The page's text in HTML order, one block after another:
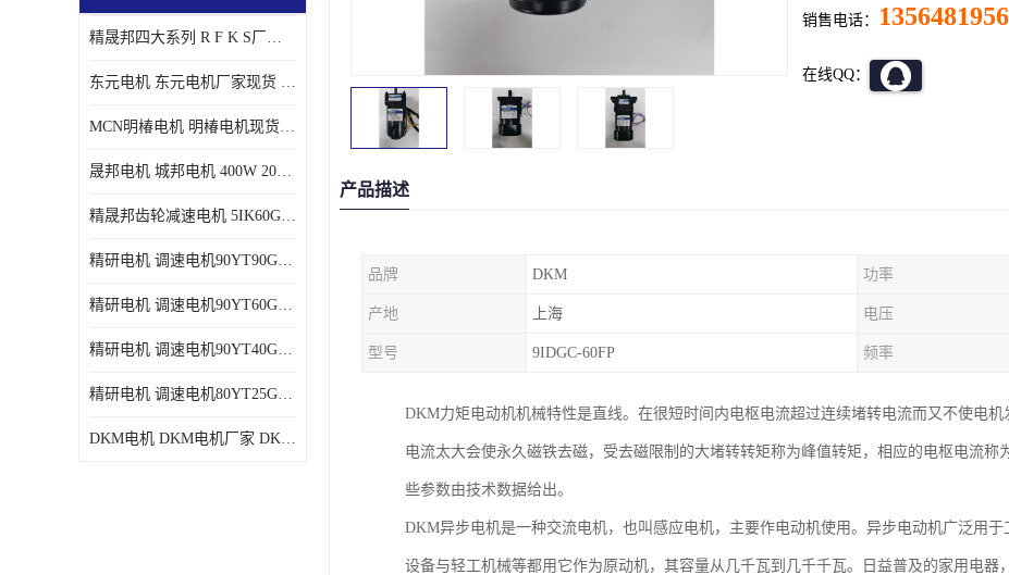
精晟邦四大系列 R F K S厂家现货 批发价格
东元电机 东元电机厂家现货 东元电机批发价格
MCN明椿电机 明椿电机现货 明椿电机批发价格
晟邦电机 城邦电机 400W 200W 库电机 德大库 臂电机
精晟邦齿轮减速电机 5IK60GU-CF/5IK60RGU-CF调速电机厂家现货批发价格
精研电机 调速电机90YT90GV22厂家现货批发价格
精研电机 调速电机90YT60GV22厂家现货批发价格
精研电机 调速电机90YT40GV22厂家现货批发价格
精研电机 调速电机80YT25GV22厂家现货批发价格
DKM电机 DKM电机厂家 DKM减速机现货批发价格
销售电话：
在线QQ：
产品描述
品牌 DKM 功率
产地 上海 电压
型号 9IDGC-60FP 频率
DKM力矩电动机机械特性是直线。在很短时间内电枢电流超过连续堵转电流而又不使电
电流太大会使永久磁铁去磁，受去磁限制的大堵转转矩称为峰值转矩，相应的电枢电流
些参数由技术数据给出。
DKM异步电机是一种交流电机，也叫感应电机，主要作电动机使用。异步电动机广泛用
设备与轻工机械等都用它作为原动机，其容量从几千瓦到几千千瓦。日益普及的家用电器